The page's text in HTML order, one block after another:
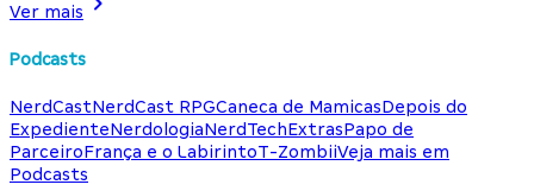
Ver mais
Podcasts
NerdCastNerdCast RPGCaneca de MamicasDepois do
ExpedienteNerdologiaNerdTechExtrasPapo de
ParceiroFrança e o LabirintoT-ZombiiVeja mais em
Podcasts